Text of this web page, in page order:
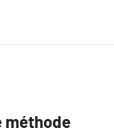
méthode